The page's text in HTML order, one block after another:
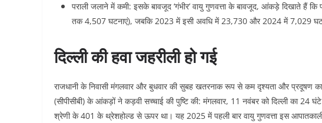
पराली जलाने में कमी: इसके बावजूद ‘गंभीर’ वायु गुणवत्ता के बावजूद, आंकड़े दिखाते हैं
तक 4,507 घटनाएं), जबकि 2023 में इसी अवधि में 23,730 और 2024 में 7,029
दिल्ली की हवा जहरीली हो गई
राजधानी के निवासी मंगलवार और बुधवार की सुबह खतरनाक रूप से कम दृश्यता और प्रदूषण
(सीपीसीबी) के आंकड़ों ने कड़वी सच्चाई की पुष्टि की: मंगलवार, 11 नवंबर को दिल्ली का 24
श्रेणी के 401 के थ्रेशहोल्ड से ऊपर था। यह 2025 में पहली बार वायु गुणवत्ता इस